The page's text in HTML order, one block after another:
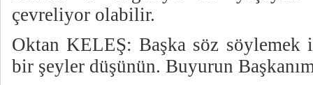
çevreliyor olabilir.
Oktan KELEŞ: Başka söz söylemek
bir şeyler düşünün. Buyurun